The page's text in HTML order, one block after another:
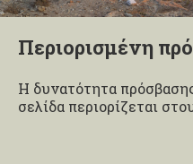
Περιορισμένη
Η δυνατότητα
σελίδα περιορίζεται